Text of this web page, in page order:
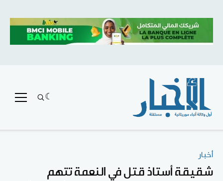
أخبار
شقيقة أستاذ قتل في النعمة تتهم